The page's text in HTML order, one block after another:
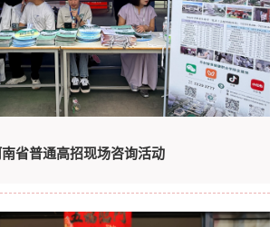
省普通高招现场咨询活动